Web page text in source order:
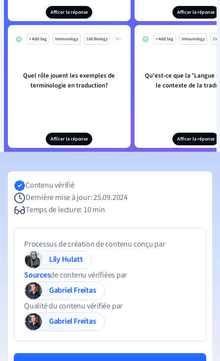
Afficer la réponse Afficer la réponse
+ Add tag Immunology Cell Biology Mo
Quel rôle jouent les exemples de
terminologie en traduction?
Afficer la réponse
+ Add tag Immunology
Qu'est-ce que la 'Langue
le contexte de la
Afficer la réponse
Contenu vérifié
Dernière mise à jour: 25.09.2024
Temps de lecture: 10 min
Processus de création de contenu conçu par
Lily Hulatt
Sourcesde contenu vérifiées par
Gabriel Freitas
Qualité du contenu vérifiée par
Gabriel Freitas